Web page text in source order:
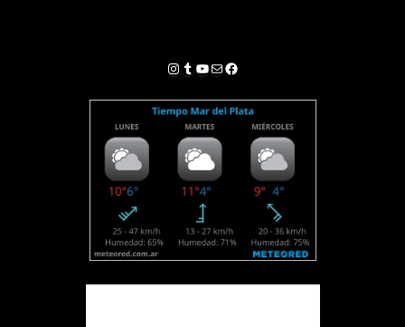
Instagram
Tumblr
YouTube
Correo electrónico
Facebook